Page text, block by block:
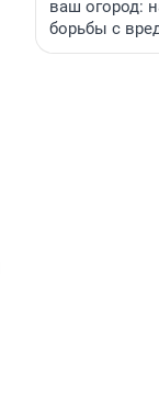
ваш огород:
борьбы с